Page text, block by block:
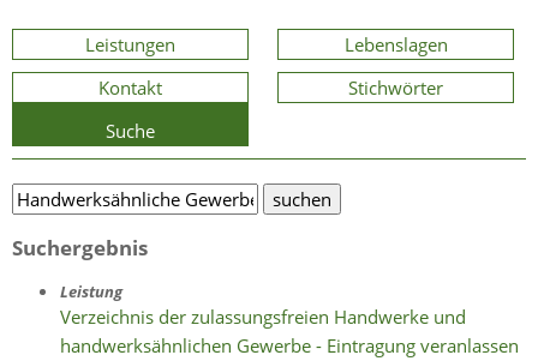
Leistungen
Lebenslagen
Kontakt
Stichwörter
Suche
Suchergebnis
Leistung
Verzeichnis der zulassungsfreien Handwerke und
handwerksähnlichen Gewerbe - Eintragung veranlassen